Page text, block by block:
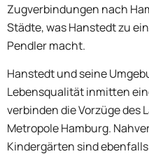
Zugverbindungen nach
Städte, was Hanstedt zu
Pendler macht.
Hanstedt und seine
Lebensqualität inmitten
verbinden die Vorzüge des
Metropole Hamburg.
Kindergärten sind